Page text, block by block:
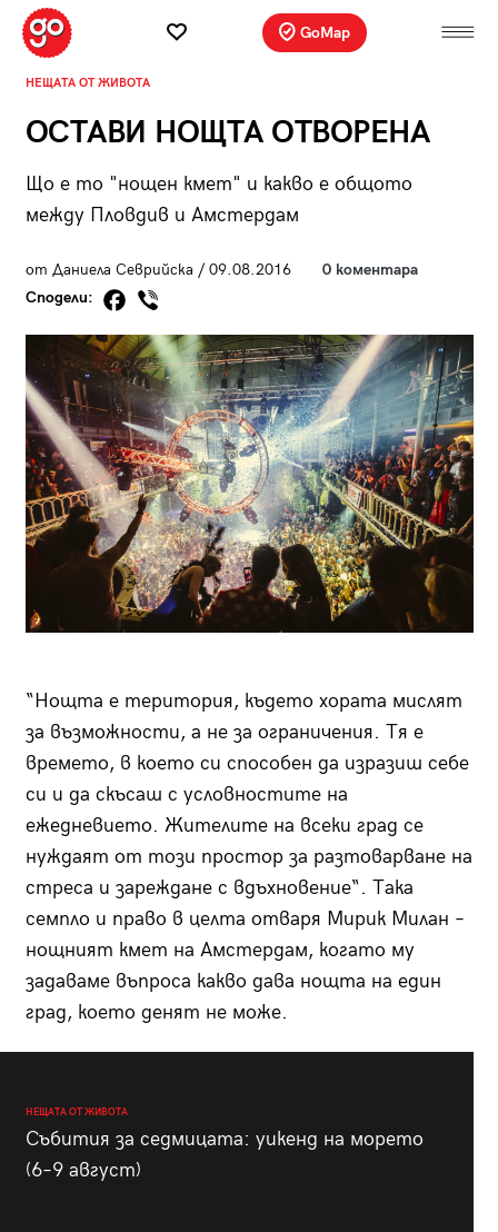
GoMap
НЕЩАТА ОТ ЖИВОТА
ОСТАВИ НОЩТА ОТВОРЕНА
Що е то "нощен кмет" и какво е общото
между Пловдив и Амстердам
от Даниела Севрийска / 09.08.2016
0 коментара
Сподели:
“Нощта е територия, където хората мислят
за възможности, а не за ограничения. Тя е
времето, в което си способен да изразиш себе
си и да скъсаш с условностите на
ежедневието. Жителите на всеки град се
нуждаят от този простор за разтоварване на
стреса и зареждане с вдъхновение“. Така
семпло и право в целта отваря Мирик Милан –
нощният кмет на Амстердам, когато му
задаваме въпроса какво дава нощта на един
град, което денят не може.
НЕЩАТА ОТ ЖИВОТА
Събития за седмицата: уикенд на морето
(6–9 август)